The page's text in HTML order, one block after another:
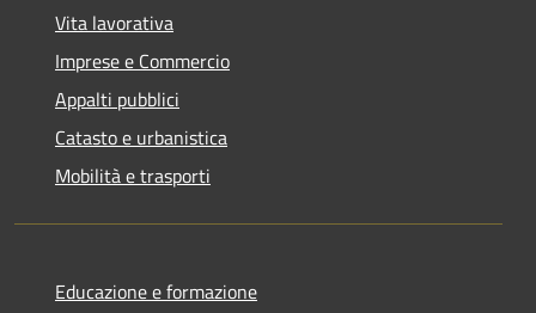
Vita lavorativa
Imprese e Commercio
Appalti pubblici
Catasto e urbanistica
Mobilità e trasporti
Educazione e formazione